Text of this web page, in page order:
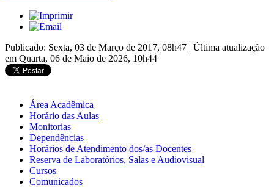
Publicado: Sexta, 03 de Março de 2017, 08h47 | Última atualização
em Quarta, 06 de Maio de 2026, 10h44
Área Acadêmica
Horário das Aulas
Monitorias
Dependências
Horários de Atendimento dos/as Docentes
Reserva de Laboratórios, Salas e Audiovisual
Cursos
Comunicados